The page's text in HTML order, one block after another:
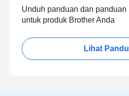
Unduh panduan dan panduan
untuk produk Brother Anda
Lihat